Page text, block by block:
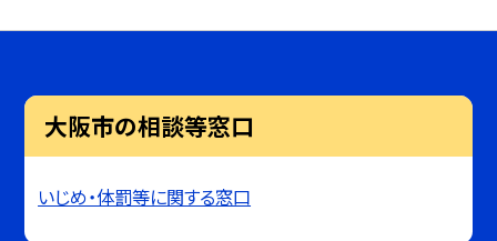
大阪市の相談等窓口
いじめ・体罰等に関する窓口